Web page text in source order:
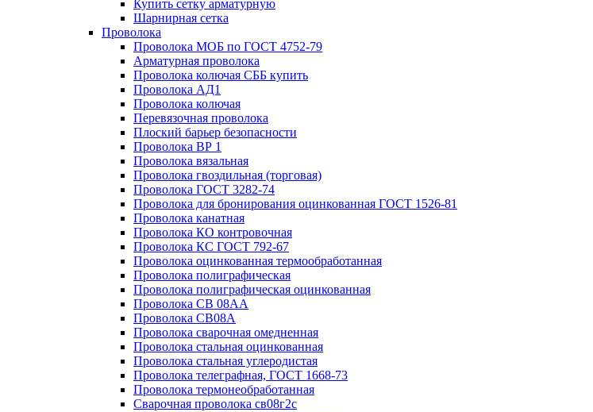
Купить сетку арматурную
Шарнирная сетка
Проволока
Проволока МОБ по ГОСТ 4752-79
Арматурная проволока
Проволока колючая СББ купить
Проволока АД1
Проволока колючая
Перевязочная проволока
Плоский барьер безопасности
Проволока ВР 1
Проволока вязальная
Проволока гвоздильная (торговая)
Проволока ГОСТ 3282-74
Проволока для бронирования оцинкованная ГОСТ 1526-81
Проволока канатная
Проволока КО контровочная
Проволока КС ГОСТ 792-67
Проволока оцинкованная термообработанная
Проволока полиграфическая
Проволока полиграфическая оцинкованная
Проволока СВ 08АА
Проволока СВ08А
Проволока сварочная омедненная
Проволока стальная оцинкованная
Проволока стальная углеродистая
Проволока телеграфная, ГОСТ 1668-73
Проволока термонеобработанная
Сварочная проволока св08г2с